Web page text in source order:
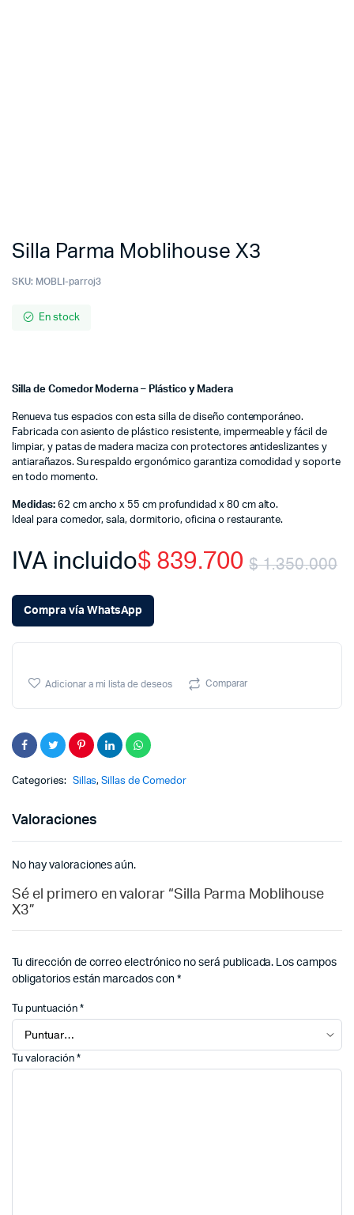
Silla Parma Moblihouse X3
SKU: MOBLI-parroj3
En stock
Silla de Comedor Moderna – Plástico y Madera
Renueva tus espacios con esta silla de diseño contemporáneo.
Fabricada con asiento de plástico resistente, impermeable y fácil de
limpiar, y patas de madera maciza con protectores antideslizantes y
antiarañazos. Su respaldo ergonómico garantiza comodidad y soporte
en todo momento.
Medidas:62 cm ancho x 55 cm profundidad x 80 cm alto.
Ideal para comedor, sala, dormitorio, oficina o restaurante.
$1.350.000
$839.700
IVA incluido
Compra vía WhatsApp
Adicionar a mi lista de deseos Comparar
Categories: Sillas,Sillas de Comedor
Valoraciones
No hay valoraciones aún.
Sé el primero en valorar “Silla Parma Moblihouse
X3”
Tu dirección de correo electrónico no será publicada. Los campos
obligatorios están marcados con*
Tu puntuación *
Tu valoración *